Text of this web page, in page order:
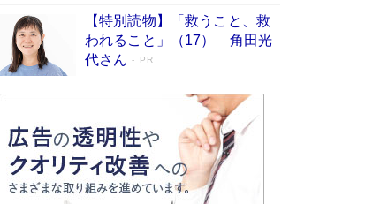
【特別読物】「救うこと、救
われること」（17） 角田光
代さん
PR